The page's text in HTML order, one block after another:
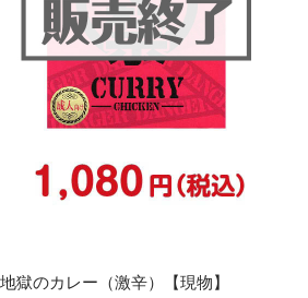
地獄のカレー（激辛）【現物】